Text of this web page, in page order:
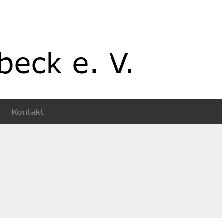
Kontakt